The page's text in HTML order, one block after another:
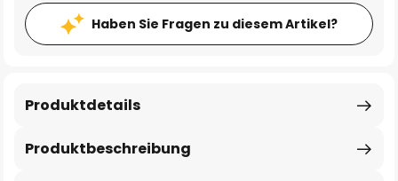
Haben Sie Fragen zu diesem Artikel?
Produktbeschreibung
Produktdetails